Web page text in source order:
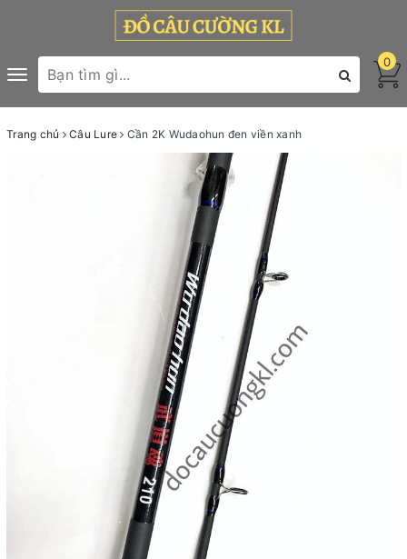
Toggle
navigation
0
Trang chủ Câu Lure Cần 2K Wudaohun đen viền xanh